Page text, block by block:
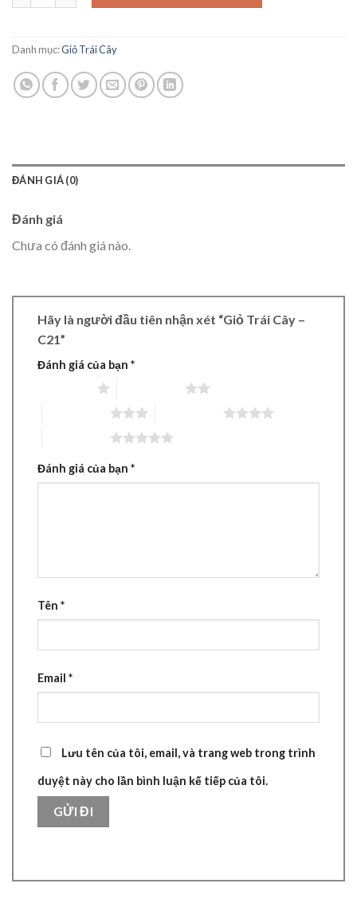
Danh mục:Giỏ Trái Cây
ĐÁNH GIÁ (0)
Đánh giá
Chưa có đánh giá nào.
Hãy là người đầu tiên nhận xét “Giỏ Trái Cây –
C21”
Đánh giá của bạn *
Đánh giá của bạn *
Tên *
Email *
Lưu tên của tôi, email, và trang web trong trình
duyệt này cho lần bình luận kế tiếp của tôi.